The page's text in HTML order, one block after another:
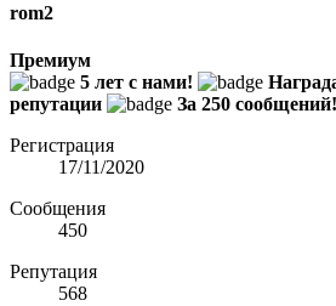
rom2
Премиум
5 лет с нами!
репутации
За 250 сообщений!
Регистрация
17/11/2020
Сообщения
450
Репутация
568